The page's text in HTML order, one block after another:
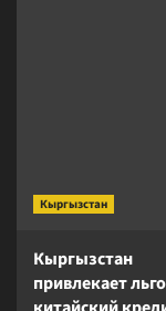
Кыргызстан
Кыргызстан
привлекает